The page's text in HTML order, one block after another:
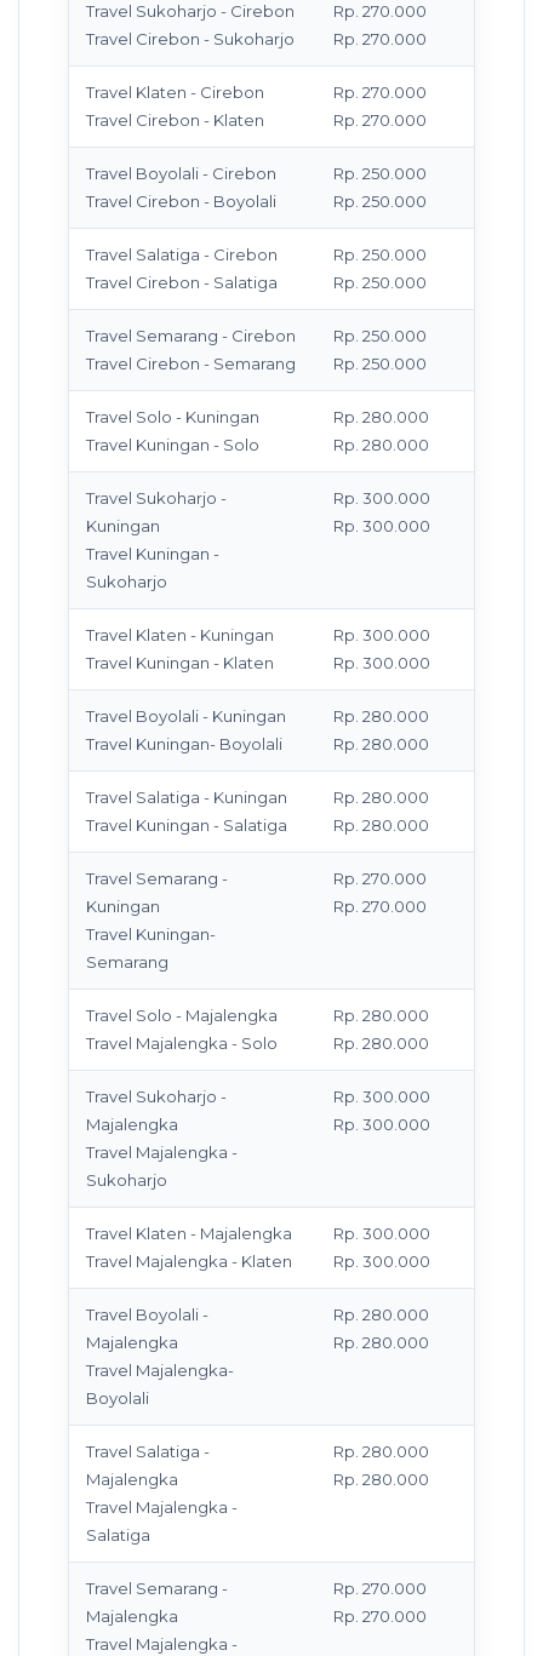
Travel Sukoharjo - Cirebon
Travel Cirebon - Sukoharjo
Rp. 270.000
Rp. 270.000
Travel Klaten - Cirebon
Travel Cirebon - Klaten
Rp. 270.000
Rp. 270.000
Travel Boyolali - Cirebon
Travel Cirebon - Boyolali
Rp. 250.000
Rp. 250.000
Travel Salatiga - Cirebon
Travel Cirebon - Salatiga
Rp. 250.000
Rp. 250.000
Travel Semarang - Cirebon
Travel Cirebon - Semarang
Rp. 250.000
Rp. 250.000
Travel Solo - Kuningan
Travel Kuningan - Solo
Rp. 280.000
Rp. 280.000
Travel Sukoharjo -
Kuningan
Travel Kuningan -
Sukoharjo
Rp. 300.000
Rp. 300.000
Travel Klaten - Kuningan
Travel Kuningan - Klaten
Rp. 300.000
Rp. 300.000
Travel Boyolali - Kuningan
Travel Kuningan- Boyolali
Rp. 280.000
Rp. 280.000
Travel Salatiga - Kuningan
Travel Kuningan - Salatiga
Rp. 280.000
Rp. 280.000
Travel Semarang -
Kuningan
Travel Kuningan-
Semarang
Rp. 270.000
Rp. 270.000
Travel Solo - Majalengka
Travel Majalengka - Solo
Rp. 280.000
Rp. 280.000
Travel Sukoharjo -
Majalengka
Travel Majalengka -
Sukoharjo
Rp. 300.000
Rp. 300.000
Travel Klaten - Majalengka
Travel Majalengka - Klaten
Rp. 300.000
Rp. 300.000
Travel Boyolali -
Majalengka
Travel Majalengka-
Boyolali
Rp. 280.000
Rp. 280.000
Travel Salatiga -
Majalengka
Travel Majalengka -
Salatiga
Rp. 280.000
Rp. 280.000
Travel Semarang -
Majalengka
Travel Majalengka -
Rp. 270.000
Rp. 270.000